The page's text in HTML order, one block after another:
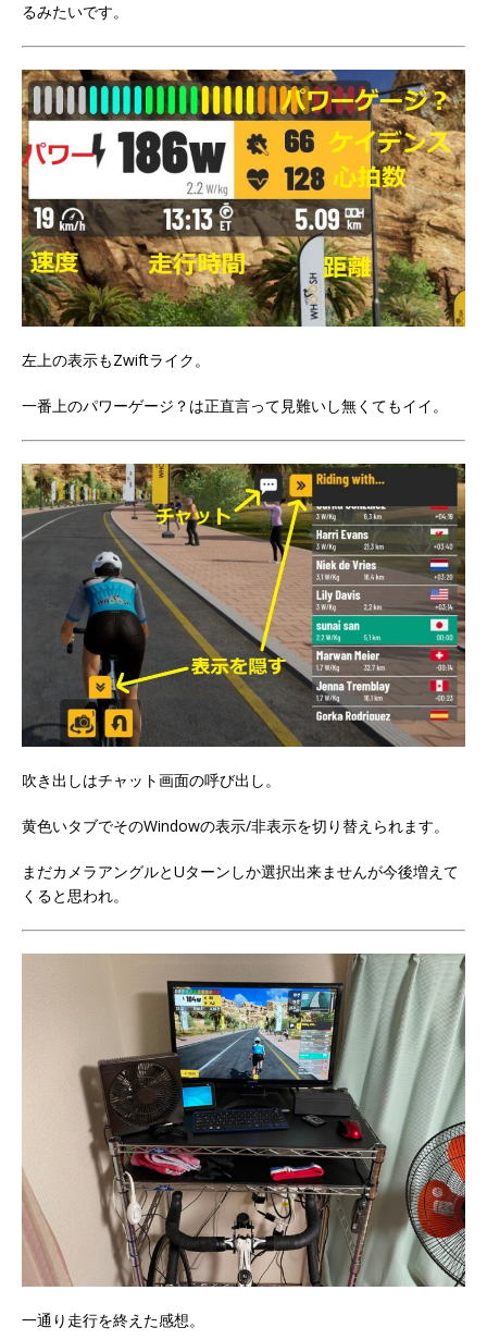
るみたいです。
左上の表示もZwiftライク。
一番上のパワーゲージ？は正直言って見難いし無くてもイイ。
吹き出しはチャット画面の呼び出し。
黄色いタブでそのWindowの表示/非表示を切り替えられます。
まだカメラアングルとUターンしか選択出来ませんが今後増えて
くると思われ。
一通り走行を終えた感想。